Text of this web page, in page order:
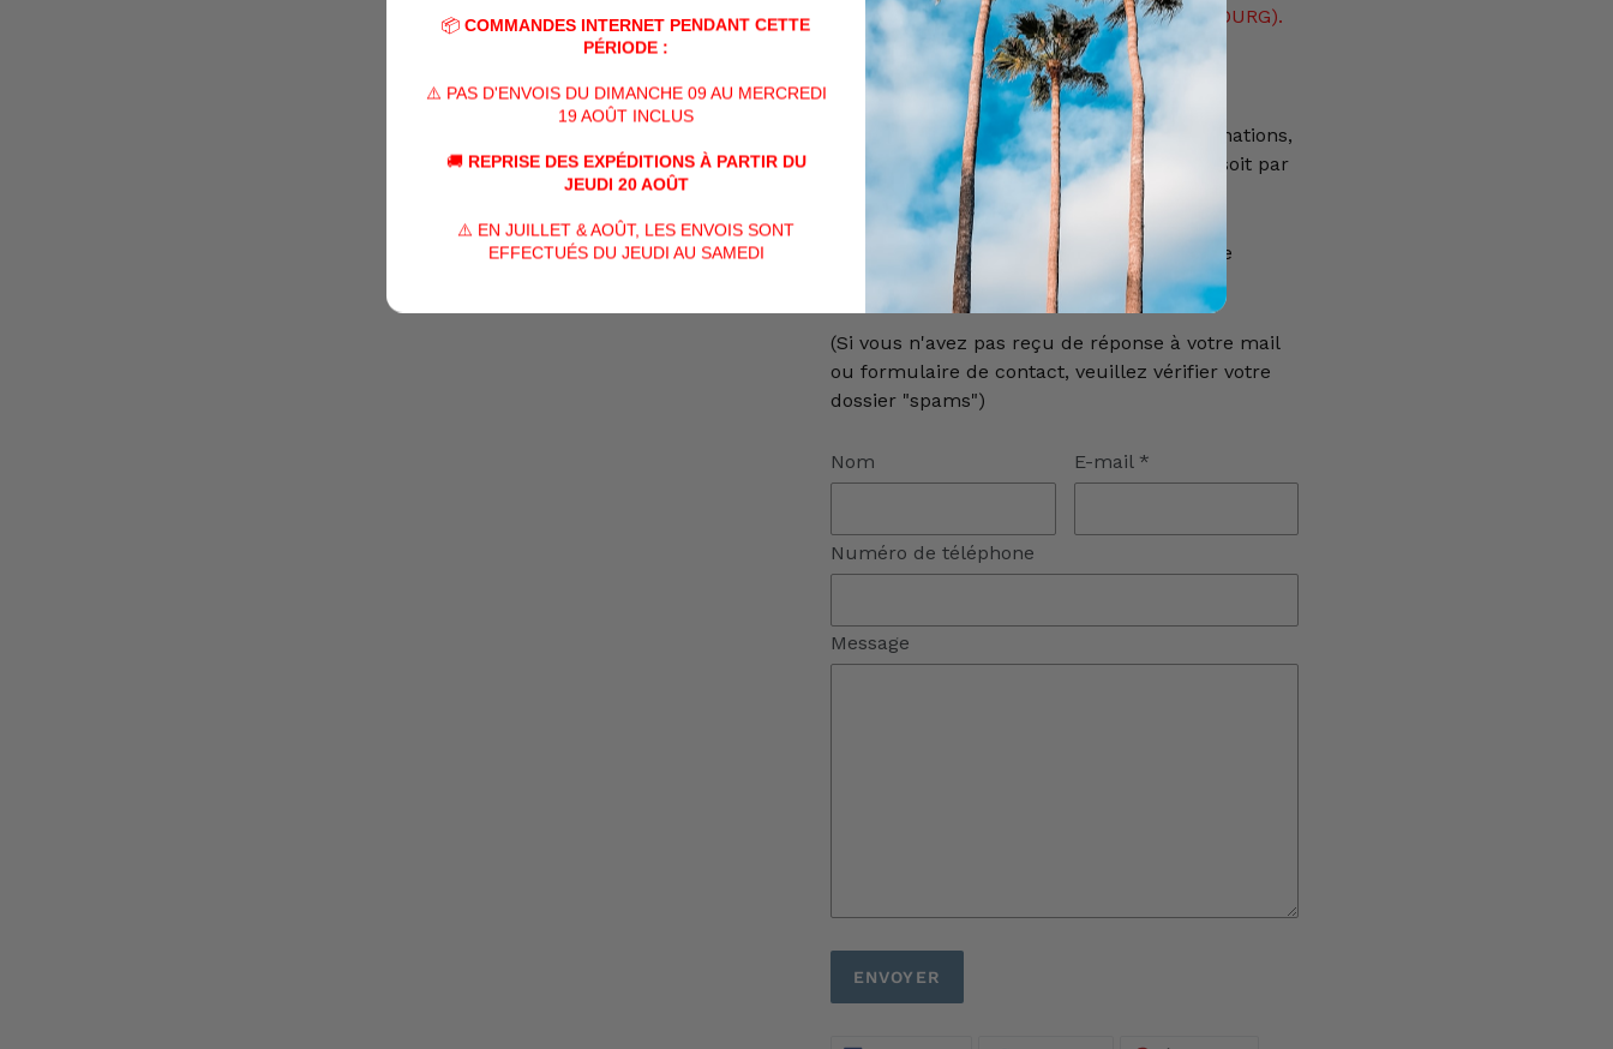
BENELUX (BELGIQUE, PAYS-BAS, LUXEMBOURG).
AUCUNE AUTRE EXPORTATION (FRANCE,
ALLEMAGNE, ...)
Veuillez nous contacter pour plus d'informations,
soit par téléphone au +32 (0) 69 22 49 42, soit par
mail à info@billau.be,
ou encore directement via le formulaire de
contact ci-dessous :
(Si vous n'avez pas reçu de réponse à votre mail
ou formulaire de contact, veuillez vérifier votre
dossier "spams")
Nom E-mail *
Numéro de téléphone
Message
📦 COMMANDES INTERNET PENDANT CETTE
PÉRIODE :
⚠️ PAS D'ENVOIS DU DIMANCHE 09 AU MERCREDI
19 AOÛT INCLUS
🚚 REPRISE DES EXPÉDITIONS À PARTIR DU
JEUDI 20 AOÛT
⚠️ EN JUILLET & AOÛT, LES ENVOIS SONT
EFFECTUÉS DU JEUDI AU SAMEDI